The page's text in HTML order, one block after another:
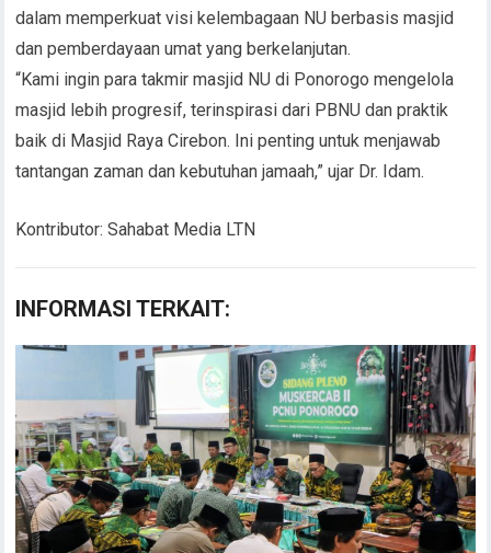
dalam memperkuat visi kelembagaan NU berbasis masjid
dan pemberdayaan umat yang berkelanjutan.
“Kami ingin para takmir masjid NU di Ponorogo mengelola
masjid lebih progresif, terinspirasi dari PBNU dan praktik
baik di Masjid Raya Cirebon. Ini penting untuk menjawab
tantangan zaman dan kebutuhan jamaah,” ujar Dr. Idam.
Kontributor: Sahabat Media LTN
INFORMASI TERKAIT: